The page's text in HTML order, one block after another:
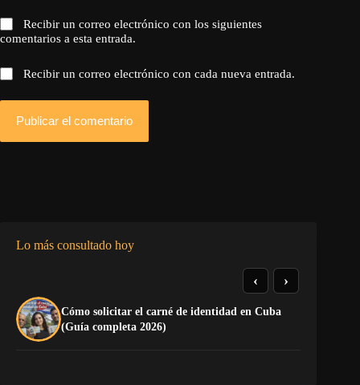
Recibir un correo electrónico con los siguientes
comentarios a esta entrada.
Recibir un correo electrónico con cada nueva entrada.
Publicar el comentario
Lo más consultado hoy
Cómo solicitar el carné de identidad en Cuba
(Guía completa 2026)
‹ ›